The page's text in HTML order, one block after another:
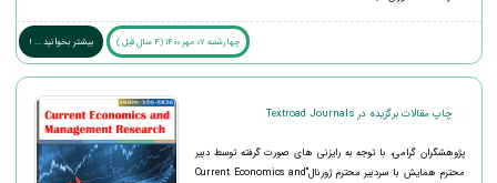
چهارشنبه 07 مهر 1400 (4 سال قبل ) بیشتر بخوانید ... !
چاپ مقالات برگزیده در Textroad Journals
پژوهشگران گرامی، با توجه به رایزنی های صورت گرفته توسط دبیر
محترم همایش با سردبیر محترم ژورنال"Current Economics and